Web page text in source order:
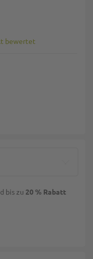
bewertet
bis zu 20 % Rabatt